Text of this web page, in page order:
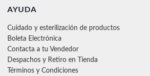
AYUDA
Cuidado y esterilización de productos
Boleta Electrónica
Contacta a tu Vendedor
Despachos y Retiro en Tienda
Términos y Condiciones